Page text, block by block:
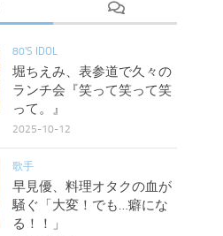
80'S IDOL
堀ちえみ、表参道で久々の
ランチ会『笑って笑って笑
って。』
2025-10-12
歌手
早見優、料理オタクの血が
騒ぐ「大変！でも…癖にな
る！！」